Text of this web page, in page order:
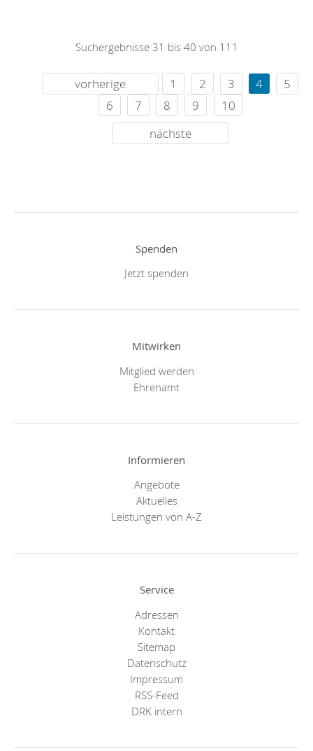
Suchergebnisse 31 bis 40 von 111
vorherige 1 2 3 4
5
6
7 8 9
10
nächste
Spenden
Jetzt spenden
Mitwirken
Mitglied werden
Ehrenamt
Informieren
Angebote
Aktuelles
Leistungen von A-Z
Service
Adressen
Kontakt
Sitemap
Datenschutz
Impressum
RSS-Feed
DRK intern